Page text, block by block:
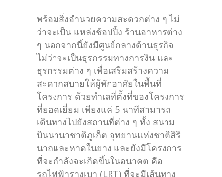
พร้อมสิ่งอำนวยความสะดวกต่าง ๆ ไม่
ว่าจะเป็น แหล่งช้อปปิ้ง ร้านอาหารต่าง
ๆ นอกจากนี้ยังมีศูนย์กลางด้านธุรกิจ
ไม่ว่าจะเป็นธุรกรรมทางการงิน และ
ธุรกรรมต่าง ๆ เพื่อเสริมสร้างความ
สะดวกสบายให้ผู้พักอาศัยในพื้นที่
โครงการ ด้วยทำเลที่ตั้งที่ของโครงการ
ที่ยอดเยี่ยม เพียงแค่ 5 นาทีสามารถ
เดินทางไปยังสถานที่ต่าง ๆ ทั้ง สนาม
บินนานาชาติภูเก็ต อุทยานแห่งชาติสิริ
นาถและหาดในยาง และยังมีโครงการ
ที่จะกำลังจะเกิดขึ้นในอนาคต คือ
รถไฟฟ้ารางเบา (LRT) ที่จะมีเส้นทาง